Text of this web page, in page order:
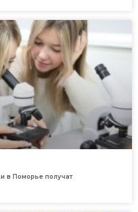
в Поморье получат